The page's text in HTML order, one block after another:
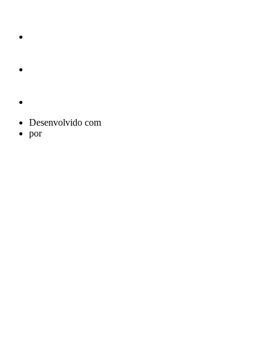
Desenvolvido com
por